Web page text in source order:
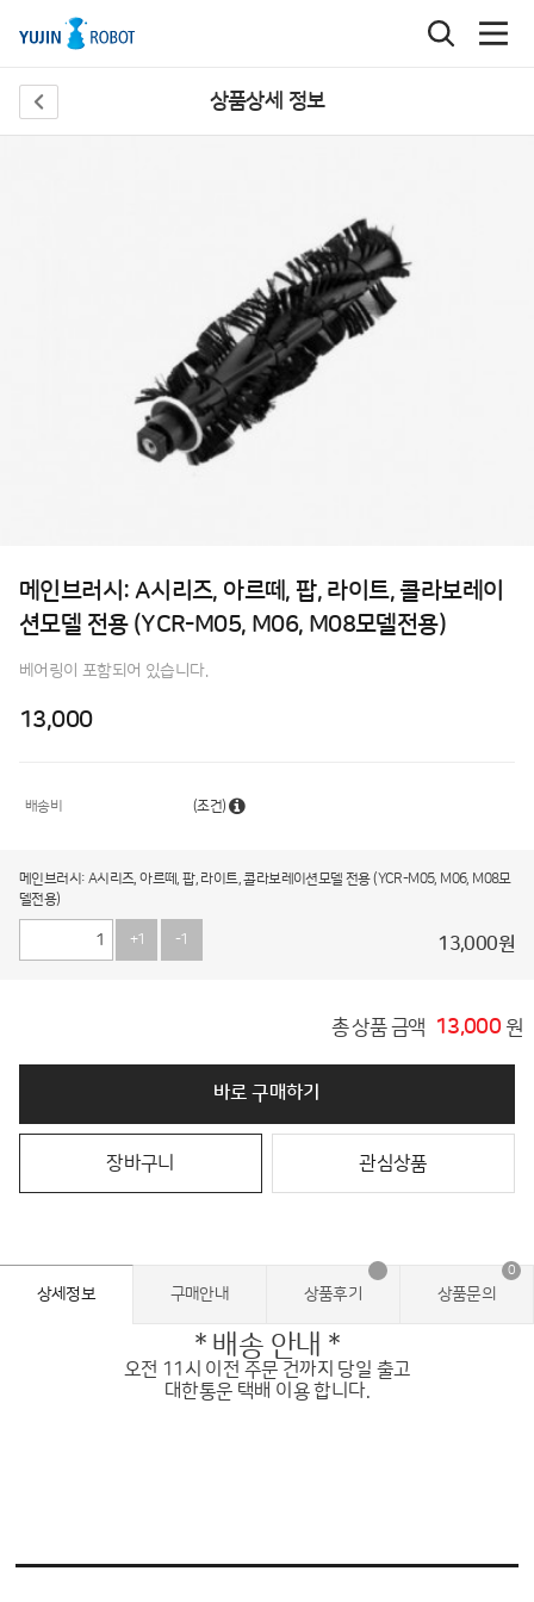
상품상세 정보
메인브러시: A시리즈, 아르떼, 팝, 라이트, 콜라보레이
션모델 전용 (YCR-M05, M06, M08모델전용)
베어링이 포함되어 있습니다.
13,000
배송비 (조건)
메인브러시: A시리즈, 아르떼, 팝, 라이트, 콜라보레이션모델 전용 (YCR-M05, M06, M08모
델전용)
+1 -1 13,000원
총 상품 금액 13,000 원
바로 구매하기
장바구니 관심상품
상세정보 구매안내 상품후기 상품문의
0
* 배송 안내 *
오전 11시 이전 주문 건까지 당일 출고
대한통운 택배 이용 합니다.